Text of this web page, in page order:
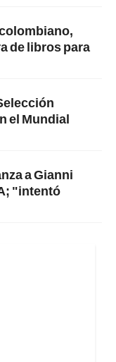
de libros para
el Mundial
a Gianni
"intentó